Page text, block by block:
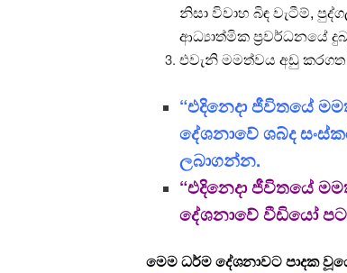
නිසා විවාහ බිඳ වැටීම්,
ආධ්‍යාත්මික ප්‍රවර්ධනයේ
එවැනි මමත්වය අඩු
“එදිනෙදා ජීවිතයේ
දේශනාවේ ශබ්ද
ලබාගන්න.
“එදිනෙදා ජීවිතයේ
දේශනාවේ වීඩියෝ
මෙම ධර්ම දේශනාවට පාදක